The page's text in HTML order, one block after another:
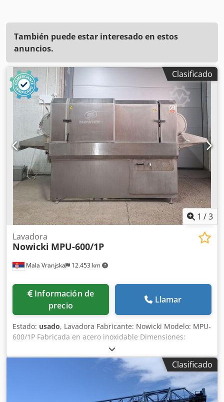
También puede estar interesado en estos
anuncios.
Clasificado
1 /3
Mala Vranjska 12.453 km
Lavadora
Nowicki MPU-600/1P
Información de
precio
Llamar
Estado: usado, Lavadora Fabricante: Nowicki Modelo: MPU-
600/1P Fabricada en acero inoxidable Dimensiones:
390x140x200cm Potencia eléctrica: 7.7kW Voltaje: 3 x 400V
50Hz Dodsttz Urjpfx Akvsck Peso: 740kg
Clasificado